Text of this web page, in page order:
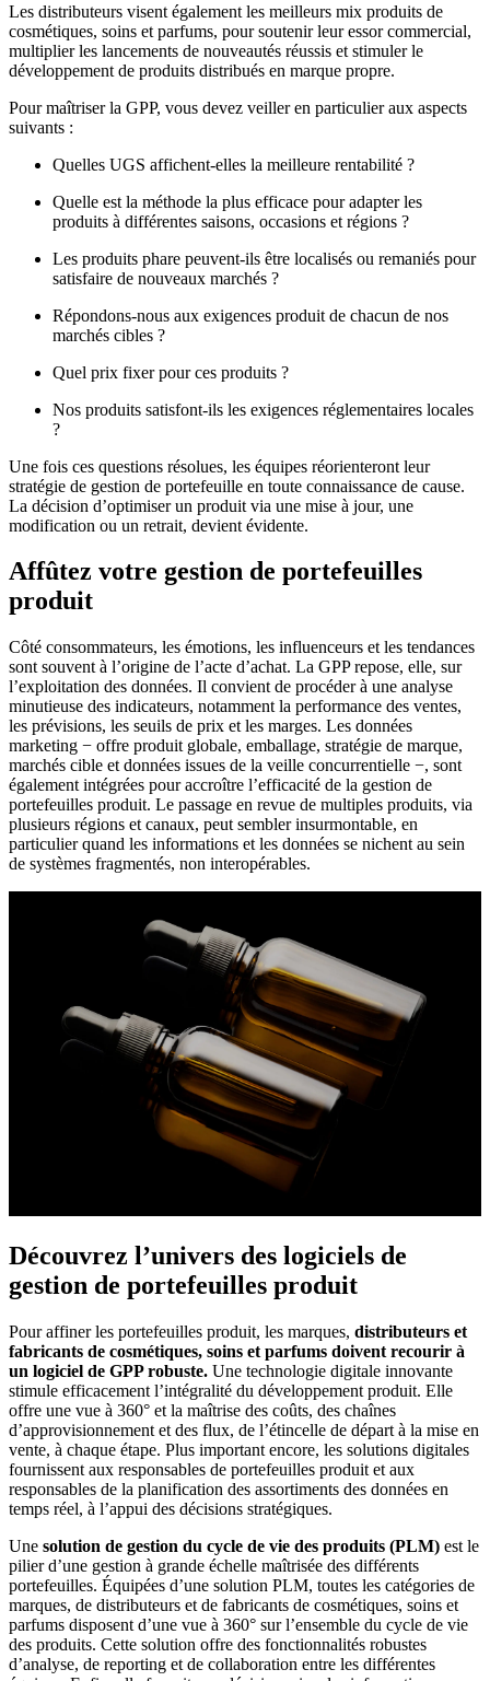
Les distributeurs visent également les meilleurs mix produits de
cosmétiques, soins et parfums, pour soutenir leur essor commercial,
multiplier les lancements de nouveautés réussis et stimuler le
développement de produits distribués en marque propre.
Pour maîtriser la GPP, vous devez veiller en particulier aux aspects
suivants :
Quelles UGS affichent-elles la meilleure rentabilité ?
Quelle est la méthode la plus efficace pour adapter les
produits à différentes saisons, occasions et régions ?
Les produits phare peuvent-ils être localisés ou remaniés pour
satisfaire de nouveaux marchés ?
Répondons-nous aux exigences produit de chacun de nos
marchés cibles ?
Quel prix fixer pour ces produits ?
Nos produits satisfont-ils les exigences réglementaires locales
?
Une fois ces questions résolues, les équipes réorienteront leur
stratégie de gestion de portefeuille en toute connaissance de cause.
La décision d’optimiser un produit via une mise à jour, une
modification ou un retrait, devient évidente.
Affûtez votre gestion de portefeuilles
produit
Côté consommateurs, les émotions, les influenceurs et les tendances
sont souvent à l’origine de l’acte d’achat. La GPP repose, elle, sur
l’exploitation des données. Il convient de procéder à une analyse
minutieuse des indicateurs, notamment la performance des ventes,
les prévisions, les seuils de prix et les marges. Les données
marketing − offre produit globale, emballage, stratégie de marque,
marchés cible et données issues de la veille concurrentielle −, sont
également intégrées pour accroître l’efficacité de la gestion de
portefeuilles produit. Le passage en revue de multiples produits, via
plusieurs régions et canaux, peut sembler insurmontable, en
particulier quand les informations et les données se nichent au sein
de systèmes fragmentés, non interopérables.
Découvrez l’univers des logiciels de
gestion de portefeuilles produit
Pour affiner les portefeuilles produit, les marques, distributeurs et
fabricants de cosmétiques, soins et parfums doivent recourir à
un logiciel de GPP robuste. Une technologie digitale innovante
stimule efficacement l’intégralité du développement produit. Elle
offre une vue à 360° et la maîtrise des coûts, des chaînes
d’approvisionnement et des flux, de l’étincelle de départ à la mise en
vente, à chaque étape. Plus important encore, les solutions digitales
fournissent aux responsables de portefeuilles produit et aux
responsables de la planification des assortiments des données en
temps réel, à l’appui des décisions stratégiques.
Une solution de gestion du cycle de vie des produits (PLM) est le
pilier d’une gestion à grande échelle maîtrisée des différents
portefeuilles. Équipées d’une solution PLM, toutes les catégories de
marques, de distributeurs et de fabricants de cosmétiques, soins et
parfums disposent d’une vue à 360° sur l’ensemble du cycle de vie
des produits. Cette solution offre des fonctionnalités robustes
d’analyse, de reporting et de collaboration entre les différentes